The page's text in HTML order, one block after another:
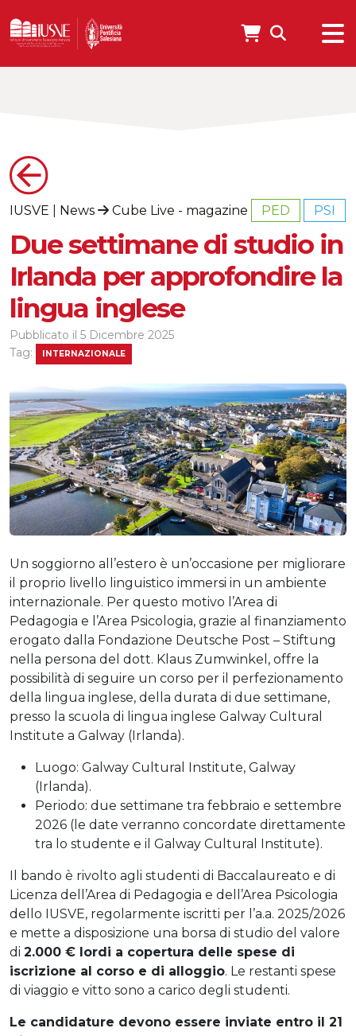
IUSVE News Cube Live - magazine PED PSI
Due settimane di studio in
Irlanda per approfondire la
lingua inglese
Pubblicato il 5 Dicembre 2025
Tag:
INTERNAZIONALE
Un soggiorno all’estero è un’occasione per migliorare
il proprio livello linguistico immersi in un ambiente
internazionale. Per questo motivo l’Area di
Pedagogia e l’Area Psicologia, grazie al finanziamento
erogato dalla Fondazione Deutsche Post – Stiftung
nella persona del dott. Klaus Zumwinkel, offre la
possibilità di seguire un corso per il perfezionamento
della lingua inglese, della durata di due settimane,
presso la scuola di lingua inglese Galway Cultural
Institute a Galway (Irlanda).
Luogo: Galway Cultural Institute, Galway
(Irlanda).
Periodo: due settimane tra febbraio e settembre
2026 (le date verranno concordate direttamente
tra lo studente e il Galway Cultural Institute).
Il bando è rivolto agli studenti di Baccalaureato e di
Licenza dell’Area di Pedagogia e dell’Area Psicologia
dello IUSVE, regolarmente iscritti per l’a.a. 2025/2026
e mette a disposizione una borsa di studio del valore
di 2.000 € lordi a copertura delle spese di
iscrizione al corso e di alloggio. Le restanti spese
di viaggio e vitto sono a carico degli studenti.
Le candidature devono essere inviate entro il 21